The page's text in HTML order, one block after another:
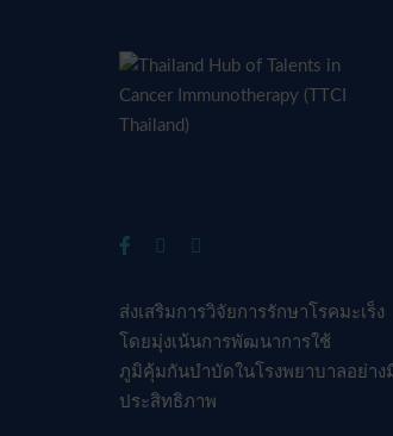
ส่งเสริมการวิจัยการรักษาโรคมะเร็ง
โดยมุ่งเน้นการพัฒนาการใช้
ภูมิคุ้มกันบำบัดในโรงพยาบาลอย่างมี
ประสิทธิภาพ